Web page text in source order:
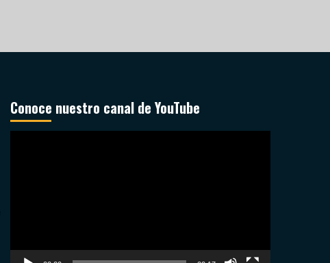
Conoce nuestro canal de YouTube